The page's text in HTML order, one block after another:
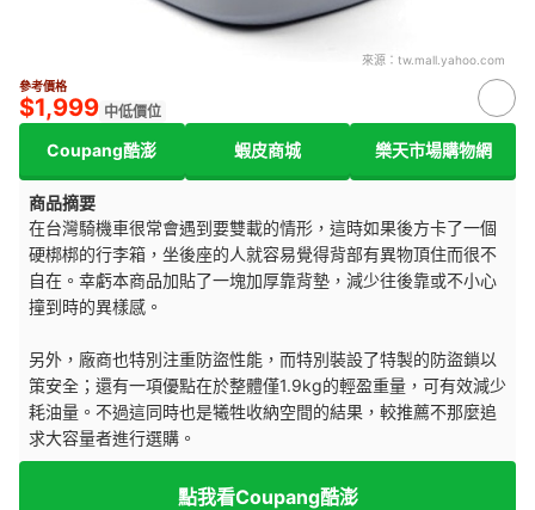
來源： tw.mall.yahoo.com
參考價格
$1,999 中低價位
Coupang酷澎 蝦皮商城 樂天市場購物網
商品摘要
在台灣騎機車很常會遇到要雙載的情形，這時如果後方卡了一個
硬梆梆的行李箱，坐後座的人就容易覺得背部有異物頂住而很不
自在。幸虧本商品加貼了一塊加厚靠背墊，減少往後靠或不小心
撞到時的異樣感。
另外，廠商也特別注重防盜性能，而特別裝設了特製的防盜鎖以
策安全；還有一項優點在於整體僅1.9kg的輕盈重量，可有效減少
耗油量。不過這同時也是犧牲收納空間的結果，較推薦不那麼追
求大容量者進行選購。
點我看Coupang酷澎